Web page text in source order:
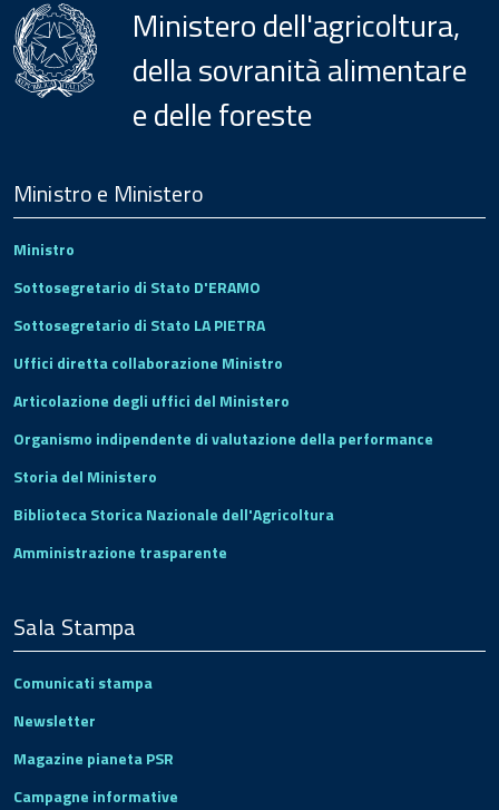
Ministero dell'agricoltura,
della sovranità alimentare
e delle foreste
Footer
Ministro e Ministero
Ministro
Sottosegretario di Stato D'ERAMO
Sottosegretario di Stato LA PIETRA
Uffici diretta collaborazione Ministro
Articolazione degli uffici del Ministero
Organismo indipendente di valutazione della performance
Storia del Ministero
Biblioteca Storica Nazionale dell'Agricoltura
Amministrazione trasparente
Sala Stampa
Comunicati stampa
Newsletter
Magazine pianeta PSR
Campagne informative